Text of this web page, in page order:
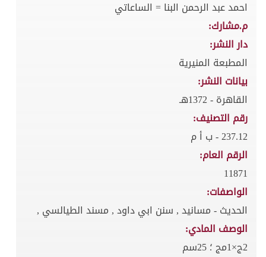
احمد عبد الرحمن البنا = الساعاتي
م.مشارك:
دار النشر:
المطبعة المنيرية
بيانات النشر:
القاهرة - 1372هـ
رقم التصنيف:
237.12 - ب أ م
الرقم العام:
11871
الواصفات:
الحديث - مسانيد , سنن ابي داود , مسند الطيالسي ,
الوصف المادي:
2ج×1مج ؛ 25سم